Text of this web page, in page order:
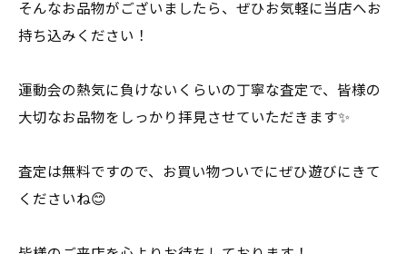
そんなお品物がございましたら、ぜひお気軽に当店へお
持ち込みください！
運動会の熱気に負けないくらいの丁寧な査定で、皆様の
大切なお品物をしっかり拝見させていただきます✨
査定は無料ですので、お買い物ついでにぜひ遊びにきて
くださいね😊